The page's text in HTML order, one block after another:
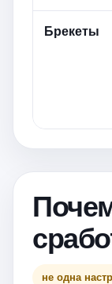
Брекеты
не одна